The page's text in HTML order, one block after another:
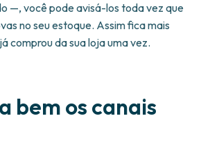
—, você pode avisá-los toda vez que
no seu estoque. Assim fica mais
comprou da sua loja uma vez.
bem os canais